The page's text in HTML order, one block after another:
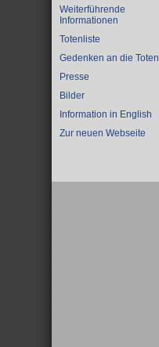
Weiterführende
Informationen
Totenliste
Gedenken an die Toten
Presse
Bilder
Information in English
Zur neuen Webseite